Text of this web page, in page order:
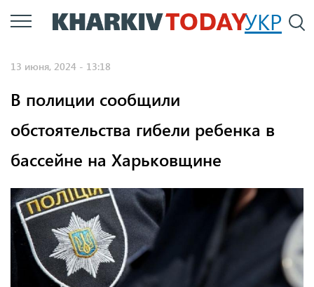
Перейти
к
УКР
13 июня, 2024 - 13:18
В полиции сообщили
обстоятельства гибели ребенка в
бассейне на Харьковщине